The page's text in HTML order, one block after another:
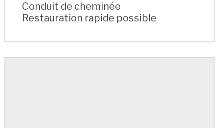
Conduit de cheminée
Restauration rapide possible